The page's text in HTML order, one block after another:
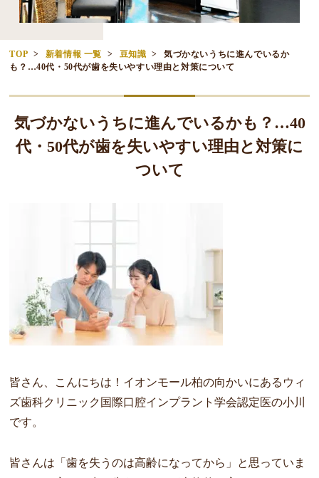
TOP 新着情報 一覧 豆知識
気づかないうちに進んでいるか
も？…40代・50代が歯を失いやすい理由と対策について
気づかないうちに進んでいるかも？…40
代・50代が歯を失いやすい理由と対策に
ついて
皆さん、こんにちは！イオンモール柏の向かいにあるウィ
ズ歯科クリニック国際口腔インプラント学会認定医の小川
です。
皆さんは「歯を失うのは高齢になってから」と思っていま